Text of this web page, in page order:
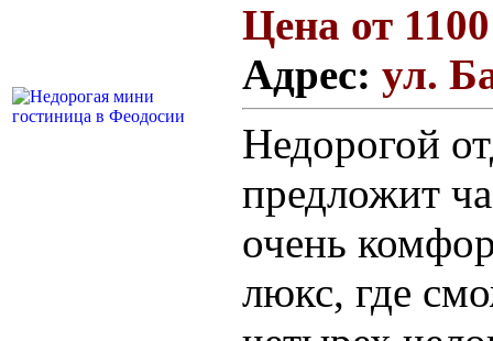
Цена от
Адрес: ул.
Недорогой
предложит
очень
люкс, где